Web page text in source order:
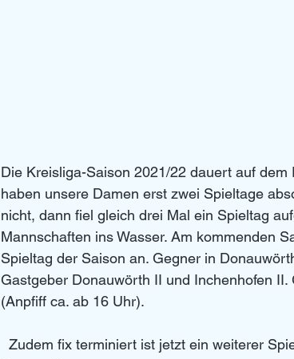
Die Kreisliga-Saison 2021/22 dauert auf
haben unsere Damen erst zwei Spieltage
nicht, dann fiel gleich drei Mal ein Spieltag
Mannschaften ins Wasser. Am kommenden
Spieltag der Saison an. Gegner in
Gastgeber Donauwörth II und Inchenhofen
(Anpfiff ca. ab 16 Uhr).
Zudem fix terminiert ist jetzt ein weiterer